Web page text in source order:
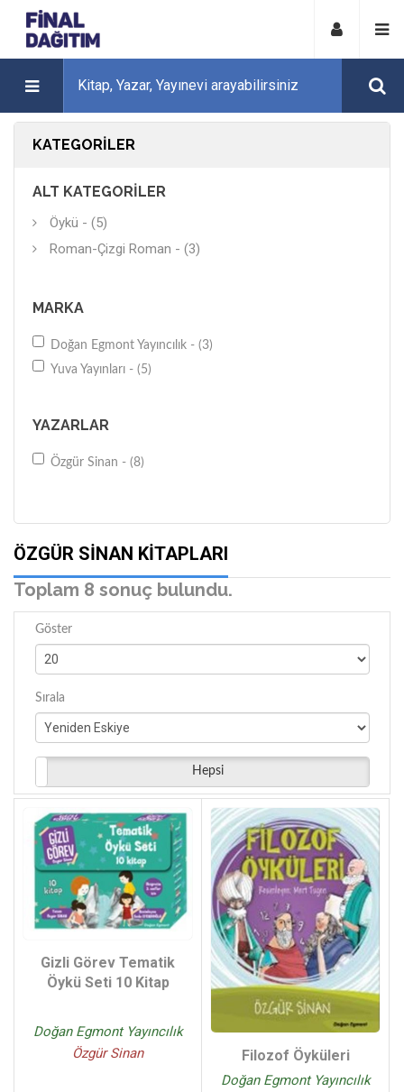
KATEGORILER
ALT KATEGORILER
Öykü - (5)
Roman-Çizgi Roman - (3)
MARKA
Doğan Egmont Yayıncılık - (3)
Yuva Yayınları - (5)
YAZARLAR
Özgür Sinan - (8)
ÖZGÜR SINAN KITAPLARI
Toplam 8 sonuç bulundu.
Göster
Sırala
Hepsi
Gizli Görev Tematik
Öykü Seti 10 Kitap
Doğan Egmont Yayıncılık
Özgür Sinan
Filozof Öyküleri
Doğan Egmont Yayıncılık